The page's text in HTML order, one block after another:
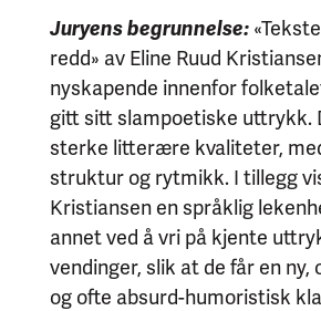
Juryens begrunnelse:
redd» av Eline Ruud
nyskapende innenfor
gitt sitt slampoetiske uttrykk.
sterke litterære kvaliteter,
struktur og rytmikk. I tillegg
Kristiansen en språklig
annet ved å vri på kjente
vendinger, slik at de får en ny,
og ofte absurd-humoristisk